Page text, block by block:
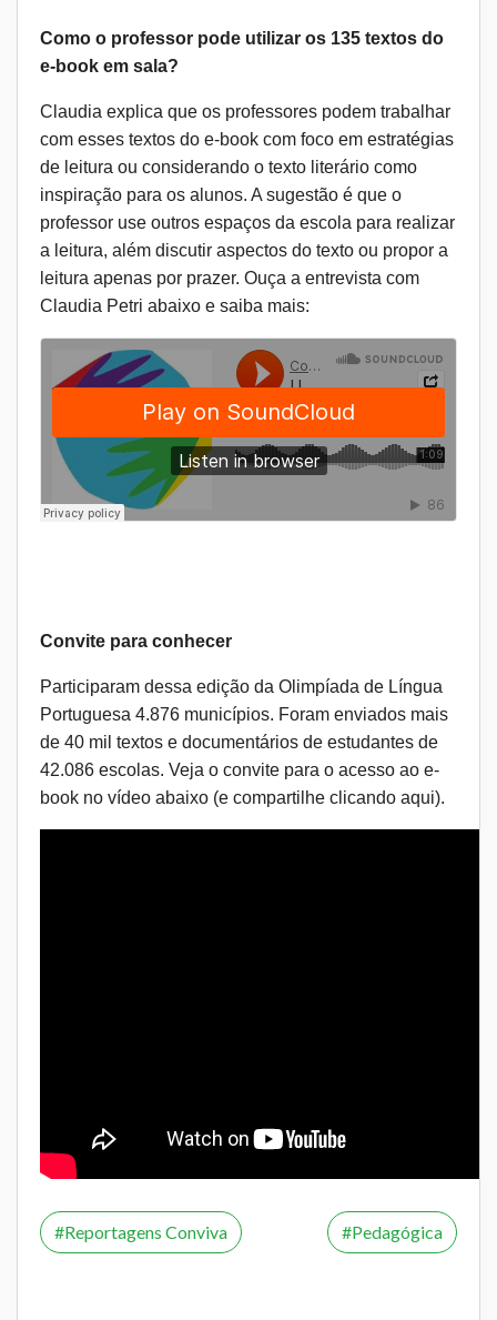
Como o professor pode utilizar os 135 textos do
e-book em sala?
Claudia explica que os professores podem trabalhar
com esses textos do e-book com foco em estratégias
de leitura ou considerando o texto literário como
inspiração para os alunos. A sugestão é que o
professor use outros espaços da escola para realizar
a leitura, além discutir aspectos do texto ou propor a
leitura apenas por prazer. Ouça a entrevista com
Claudia Petri abaixo e saiba mais:
Convite para conhecer
Participaram dessa edição da Olimpíada de Língua
Portuguesa 4.876 municípios. Foram enviados mais
de 40 mil textos e documentários de estudantes de
42.086 escolas. Veja o convite para o acesso ao e-
book no vídeo abaixo (e compartilhe clicando aqui).
Reportagens Conviva Pedagógica